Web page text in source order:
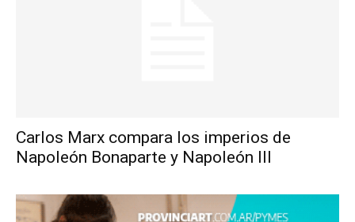
Carlos Marx compara los imperios de
Napoleón Bonaparte y Napoleón III